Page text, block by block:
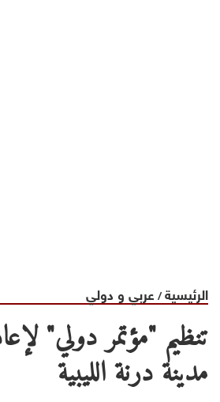
الرئيسية/ عربي و دولي
تنظيم "مؤتمر دولي"
مدينة درنة الليبية